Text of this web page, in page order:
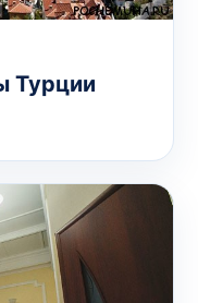
Турции